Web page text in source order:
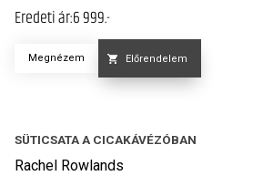
Eredeti ár:6 999.-
Megnézem Előrendelem
SÜTICSATA A CICAKÁVÉZÓBAN
Rachel Rowlands